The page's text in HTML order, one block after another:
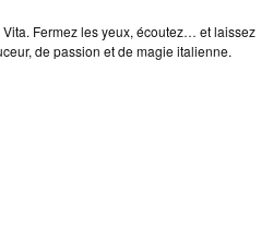
Fermez les yeux, écoutez… et laissez
de passion et de magie italienne.